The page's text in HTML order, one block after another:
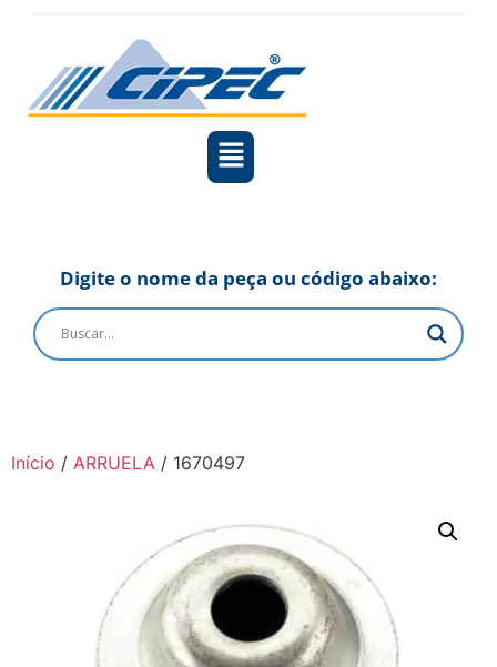
Digite o nome da peça ou código abaixo:
Início / ARRUELA / 1670497